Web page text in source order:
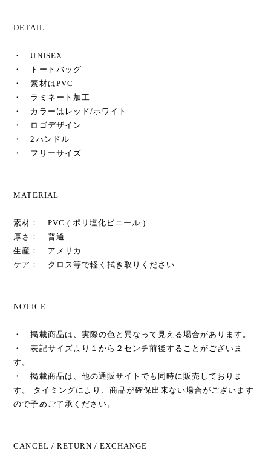
DETAIL
・ UNISEX
・ トートバッグ
・ 素材はPVC
・ ラミネート加工
・ カラーはレッド/ホワイト
・ ロゴデザイン
・ 2ハンドル
・ フリーサイズ
MATERIAL
素材： PVC ( ポリ塩化ビニール )
厚さ： 普通
生産： アメリカ
ケア： クロス等で軽く拭き取りください
NOTICE
・ 掲載商品は、実際の色と異なって見える場合があります。
・ 表記サイズより１から２センチ前後することがございま
す。
・ 掲載商品は、他の通販サイトでも同時に販売しておりま
す。 タイミングにより、商品が確保出来ない場合がございます
ので予めご了承ください。
CANCEL / RETURN / EXCHANGE